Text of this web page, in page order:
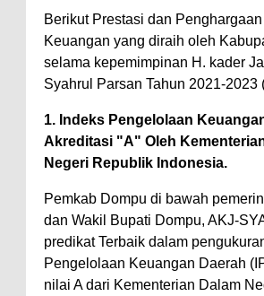
Kelurahan Oi
Percepatan
Wakil Wali Kota
Jalan Daerah
Wali Kota
dan Penguatan
Wali Kota Bima
Kelautan dan
Berikut Prestasi dan
Keuangan yang diraih oleh
selama kepemimpinan H. kader
Syahrul Parsan Tahun 2021-2023
1. Indeks Pengelolaan
Akreditasi "A" Oleh
Negeri Republik Indonesia.
Pemkab Dompu di bawah
dan Wakil Bupati Dompu, AKJ-
predikat Terbaik dalam
Pengelolaan Keuangan Daerah
nilai A dari Kementerian Dalam